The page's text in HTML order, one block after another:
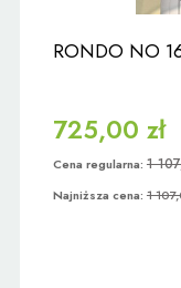
RONDO NO
725,00 zł
Cena regularna: 1
Najniższa cena: 1